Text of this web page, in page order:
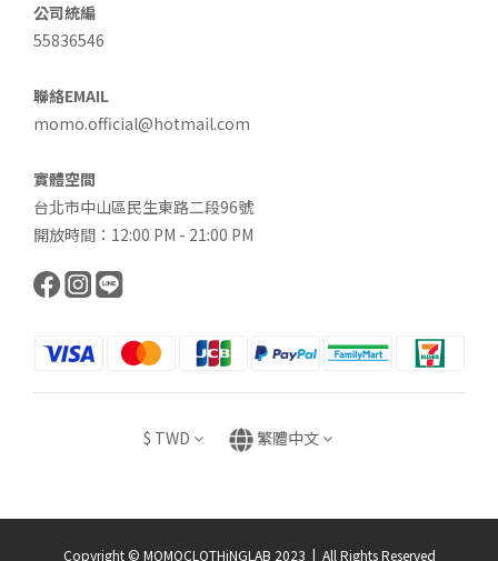
公司統編
55836546
聯絡EMAIL
momo.official@hotmail.com
實體空間
台北市中山區民生東路二段96號
開放時間：12:00 PM - 21:00 PM
$ TWD 繁體中文
Copyright © MOMOCLOTHiNGLAB 2023 | All Rights Reserved